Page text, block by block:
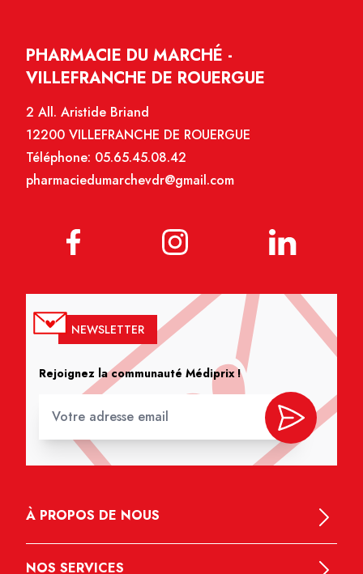
PHARMACIE DU MARCHÉ -
VILLEFRANCHE DE ROUERGUE
2 All. Aristide Briand
12200 VILLEFRANCHE DE ROUERGUE
Téléphone: 05.65.45.08.42
pharmaciedumarchevdr@gmail.com
NEWSLETTER
Rejoignez la communauté Médiprix !
À PROPOS DE NOUS
NOS SERVICES